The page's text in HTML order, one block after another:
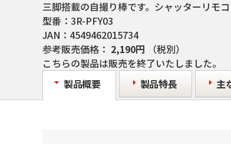
三脚搭載の自撮り棒です。シャッターリモ
型番： 3R-PFY03
JAN： 4549462015734
参考販売価格： 2,190円
（税別）
こちらの製品は販売を終了いたしました。
製品概要
製品特長 主